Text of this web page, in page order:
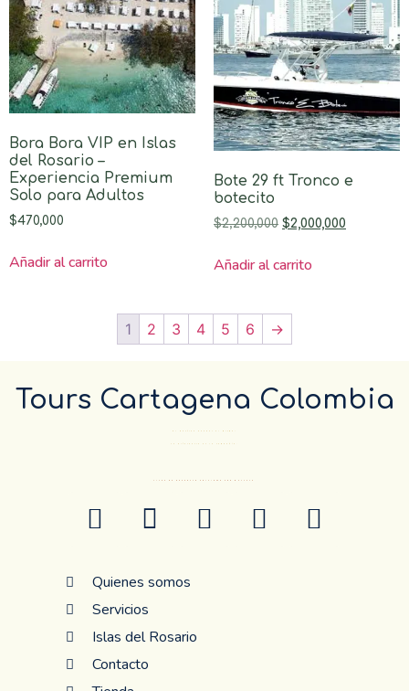
Bora Bora VIP en Islas
del Rosario –
Experiencia Premium
Solo para Adultos
$470,000
Añadir al carrito
Bote 29 ft Tronco e
botecito
$2,200,000 $2,000,000
Añadir al carrito
1 2 3 4 5 6 →
Tours Cartagena Colombia
Quienes somos
Servicios
Islas del Rosario
Contacto